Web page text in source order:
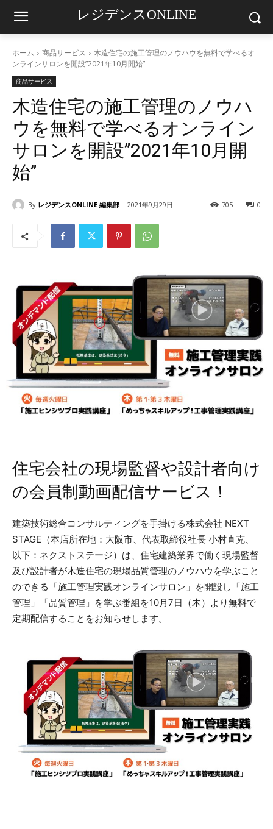
レジデンスONLINE
ホーム 商品サービス
​木造住宅の施工管理のノウハウを無料で学べるオ
ンラインサロンを開設”2021年10月開始”
商品サービス
​木造住宅の施工管理のノウハ
ウを無料で学べるオンライン
サロンを開設”2021年10月開
始”
By レジデンスONLINE 編集部 2021年9月29日 0
705
住宅会社の現場監督や設計者向け
の会員制動画配信サービス！
建築技術総合コンサルティングを手掛ける株式会社 NEXT
STAGE（本店所在地：大阪市、代表取締役社長 小村直克、
以下：ネクストステージ）は、住宅建築業界で働く現場監督
及び設計者が木造住宅の現場品質管理のノウハウを学ぶこと
のできる「施工管理実践オンラインサロン」を開設し「施工
管理」「品質管理」を学ぶ番組を10月7日（木）より無料で
定期配信することをお知らせします。